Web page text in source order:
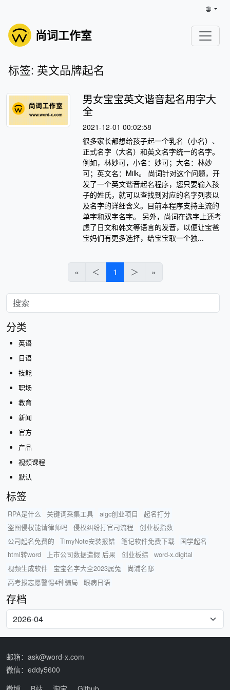
尚词工作室
标签: 英文品牌起名
男女宝宝英文谐音起名用字大
全
2021-12-01 00:02:58
很多家长都想给孩子起一个乳名（小名）、
正式名字（大名）和英文名字统一的名字。
例如，林妙可，小名：妙可；大名：林妙
可；英文名：Milk。 尚词针对这个问题，开
发了一个英文谐音起名程序，您只要输入孩
子的姓氏，就可以查找到对应的名字列表以
及名字的详细含义。目前本程序支持主流的
单字和双字名字。 另外，尚词在选字上还考
虑了日文和韩文等语言的发音，以便让宝爸
宝妈们有更多选择，给宝宝取一个独...
« ＜ 1 ＞ »
分类
英语
日语
技能
职场
教育
新闻
官方
产品
视频课程
默认
标签
RPA是什么 关键词采集工具 aigc创业项目
起名打分
盗图侵权能请律师吗
侵权纠纷打官司流程
创业板指数
公司起名免费的
TimyNote安装报错 笔记软件免费下载
国学起名
html转word
上市公司数据造假 后果 创业板综
word-x.digital
视频生成软件
宝宝名字大全2023属兔
尚浦名邸
高考报志愿警惕4种骗局
眼病日语
存档
邮箱：ask@word-x.com
微信：eddy5600